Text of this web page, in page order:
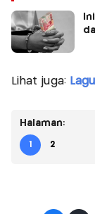
Lihat juga:
Halaman:
1 2